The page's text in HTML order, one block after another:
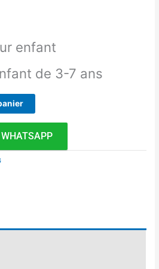
enfant
de 3-7 ans